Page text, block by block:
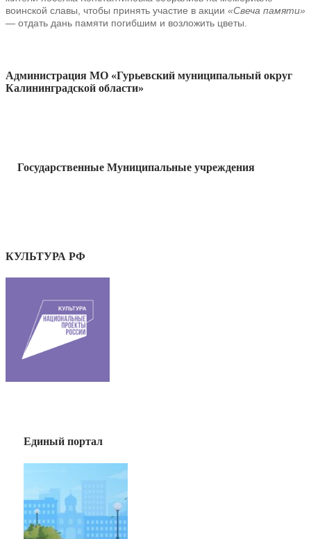
воинской славы, чтобы принять участие в акции «Свеча памяти»
— отдать дань памяти погибшим и возложить цветы.
Администрация МО «Гурьевский муниципальный округ
Калининградской области»
Государственные Муниципальные учреждения
КУЛЬТУРА РФ
Единый портал